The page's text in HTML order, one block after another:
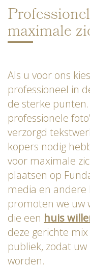
maximale
Als u voor ons
professioneel in
de sterke
professionele
verzorgd
kopers nodig
voor maximale
plaatsen op
media en
promoten we uw
die een huis
deze gerichte
publiek, zodat
worden.